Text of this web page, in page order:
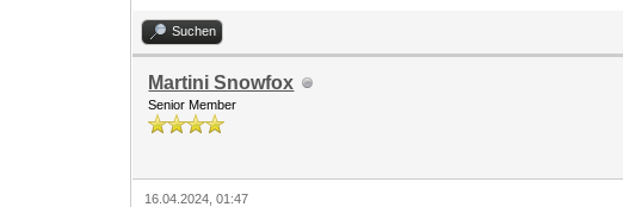
Suchen
Martini Snowfox
Senior Member
16.04.2024, 01:47